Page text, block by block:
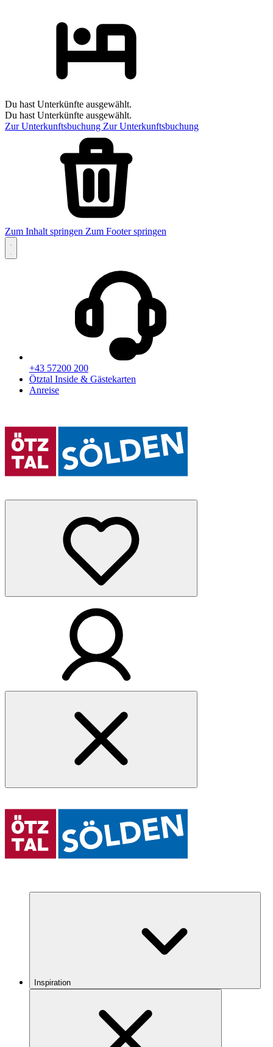
Du hast Unterkünfte ausgewählt.
Du hast Unterkünfte ausgewählt.
Zur Unterkunftsbuchung Zur Unterkunftsbuchung
Zum Inhalt springen Zum Footer springen
+43 57200 200
Ötztal Inside & Gästekarten
Anreise
Inspiration